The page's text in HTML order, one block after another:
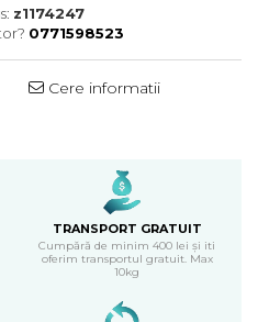
z1174247
0771598523
Cere informatii
TRANSPORT GRATUIT
Cumpără de minim 400 lei și iti
oferim transportul gratuit. Max
10kg